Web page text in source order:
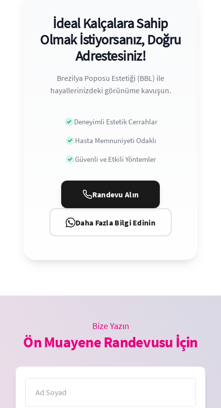
İdeal Kalçalara Sahip
Olmak İstiyorsanız, Doğru
Adrestesiniz!
Brezilya Poposu Estetiği (BBL) ile
hayallerinizdeki görünüme kavuşun.
Deneyimli Estetik Cerrahlar
Hasta Memnuniyeti Odaklı
Güvenli ve Etkili Yöntemler
Randevu Alın
Daha Fazla Bilgi Edinin
Bize Yazın
Ön Muayene Randevusu İçin